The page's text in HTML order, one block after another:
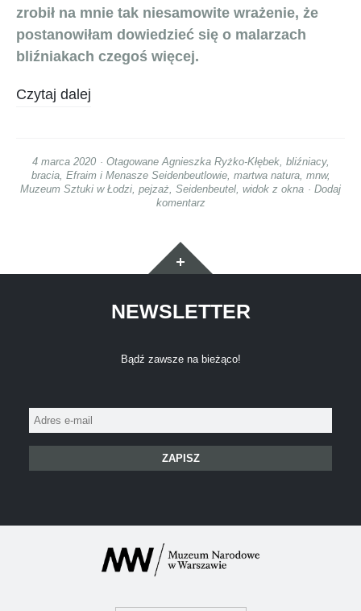
zrobił na mnie tak niesamowite wrażenie, że
postanowiłam dowiedzieć się o malarzach
bliźniakach czegoś więcej.
Czytaj dalej
4 marca 2020 Otagowane Agnieszka Ryżko-Kłębek, bliźniacy,
bracia, Efraim i Menasze Seidenbeutlowie, martwa natura, mnw,
Muzeum Sztuki w Łodzi pejzaż Seidenbeutel widok z okna
Dodaj
komentarz
Widgety
NEWSLETTER
Bądź zawsze na bieżąco!
Adres
e-